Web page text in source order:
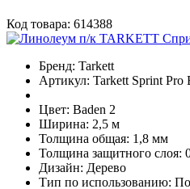
Код товара: 614388
Бренд: Tarkett
Артикул: Tarkett Sprint Pro
Цвет: Baden 2
Ширина: 2,5 м
Толщина общая: 1,8 мм
Толщина защитного слоя:
Дизайн: Дерево
Тип по использованию: